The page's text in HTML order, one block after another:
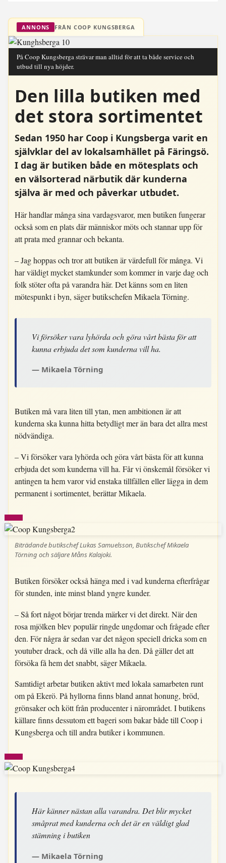
ANNONS FRÅN COOP KUNGSBERGA
På Coop Kungsberga strävar man alltid för att ta både service och
utbud till nya höjder.
Den lilla butiken med
det stora sortimentet
Sedan 1950 har Coop i Kungsberga varit en
självklar del av lokalsamhället på Färingsö.
I dag är butiken både en mötesplats och
en välsorterad närbutik där kunderna
själva är med och påverkar utbudet.
Här handlar många sina vardagsvaror, men butiken fungerar
också som en plats där människor möts och stannar upp för
att prata med grannar och bekanta.
– Jag hoppas och tror att butiken är värdefull för många. Vi
har väldigt mycket stamkunder som kommer in varje dag och
folk stöter ofta på varandra här. Det känns som en liten
mötespunkt i byn, säger butikschefen Mikaela Törning.
Vi försöker vara lyhörda och göra vårt bästa för att
kunna erbjuda det som kunderna vill ha.
Mikaela Törning
Butiken må vara liten till ytan, men ambitionen är att
kunderna ska kunna hitta betydligt mer än bara det allra mest
nödvändiga.
– Vi försöker vara lyhörda och göra vårt bästa för att kunna
erbjuda det som kunderna vill ha. Får vi önskemål försöker vi
antingen ta hem varor vid enstaka tillfällen eller lägga in dem
permanent i sortimentet, berättar Mikaela.
Biträdande butikschef Lukas Samuelsson, Butikschef Mikaela
Törning och säljare Måns Kalajoki.
Butiken försöker också hänga med i vad kunderna efterfrågar
för stunden, inte minst bland yngre kunder.
– Så fort något börjar trenda märker vi det direkt. När den
rosa mjölken blev populär ringde ungdomar och frågade efter
den. För några år sedan var det någon speciell dricka som en
youtuber drack, och då ville alla ha den. Då gäller det att
försöka få hem det snabbt, säger Mikaela.
Samtidigt arbetar butiken aktivt med lokala samarbeten runt
om på Ekerö. På hyllorna finns bland annat honung, bröd,
grönsaker och kött från producenter i närområdet. I butikens
källare finns dessutom ett bageri som bakar både till Coop i
Kungsberga och till andra butiker i kommunen.
Här känner nästan alla varandra. Det blir mycket
småprat med kunderna och det är en väldigt glad
stämning i butiken
Mikaela Törning